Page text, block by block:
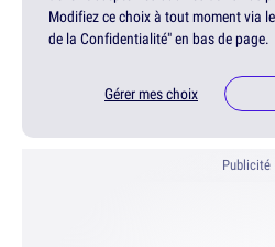
Modifiez ce choix à tout moment via
de la Confidentialité" en bas de page.
Gérer mes choix
Publicité